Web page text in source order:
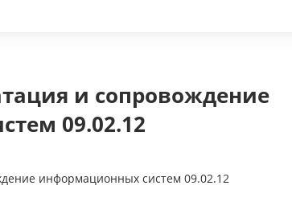
и сопровождение
09.02.12